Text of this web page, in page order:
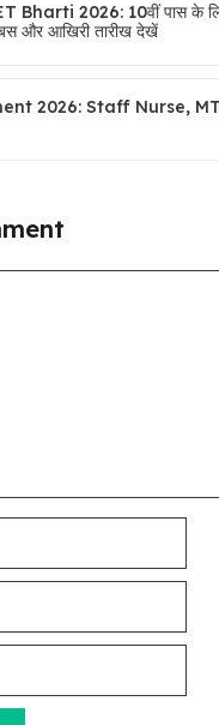
Bharti 2026: 10वीं पास के
और आखिरी तारीख देखें
2026: Staff Nurse,